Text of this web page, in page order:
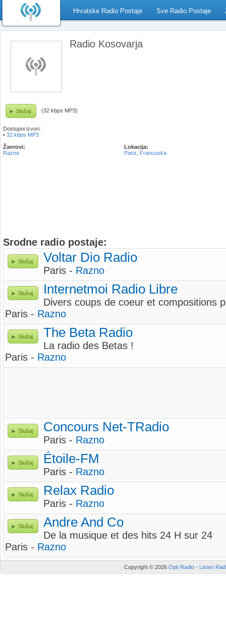
Hrvatske Radio Postaje Sve Radio Postaje
Radio Kosovarja
Slušaj (32 kbps MP3)
Dostupni izvori:
• 32 kbps MP3
Žanrovi:
Razno
Lokacija:
Pariz
Francuska
Srodne radio postaje:
Slušaj Voltar Dio Radio
Paris - Razno
Slušaj Internetmoi Radio Libre
Divers coups de coeur et compositions
Paris - Razno
Slušaj The Beta Radio
La radio des Betas !
Paris - Razno
Slušaj Concours Net-TRadio
Paris - Razno
Slušaj Étoile-FM
Paris - Razno
Slušaj Relax Radio
Paris - Razno
Slušaj Andre And Co
De la musique et des hits 24 H sur 24
Paris - Razno
Copyright © 2026 Opti Radio - Listen